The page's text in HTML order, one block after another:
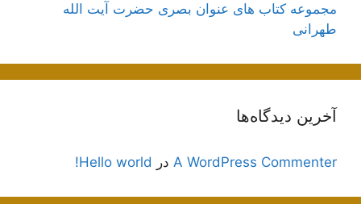
مجموعه کتاب های عنوان بصری حضرت آیت الله
طهرانی
آخرین دیدگاه‌ها
A WordPress Commenter در Hello world!